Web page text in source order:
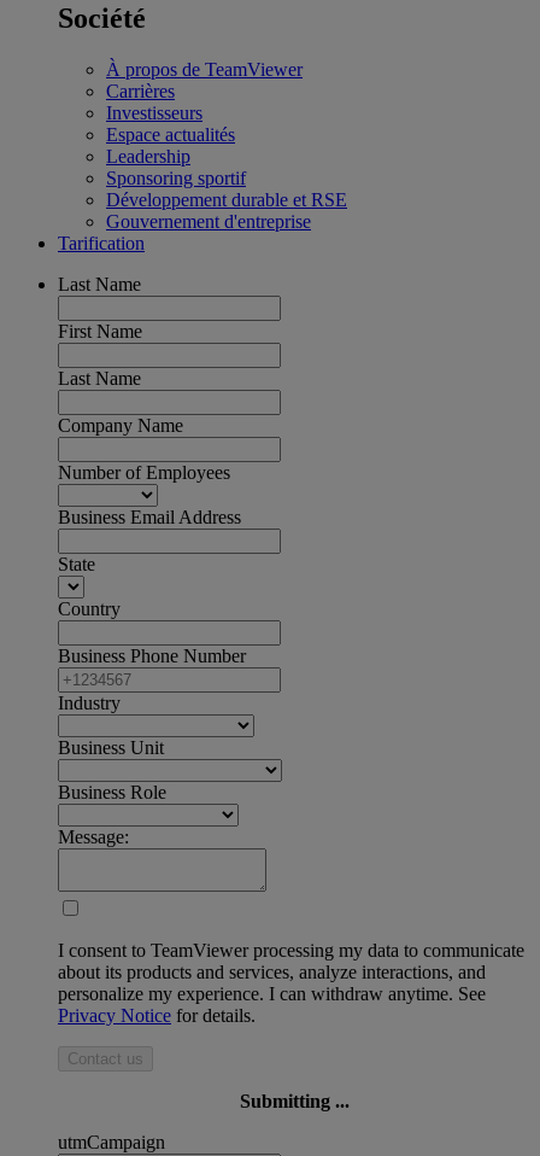
Société
À propos de TeamViewer
Carrières
Investisseurs
Espace actualités
Leadership
Sponsoring sportif
Développement durable et RSE
Gouvernement d'entreprise
Tarification
Last Name
First Name
Last Name
Company Name
Number of Employees
Business Email Address
State
Country
Business Phone Number
Industry
Business Unit
Business Role
Message:
I consent to TeamViewer processing my data to communicate
about its products and services, analyze interactions, and
personalize my experience. I can withdraw anytime. See
Privacy Notice for details.
Contact us
Submitting ...
utmCampaign